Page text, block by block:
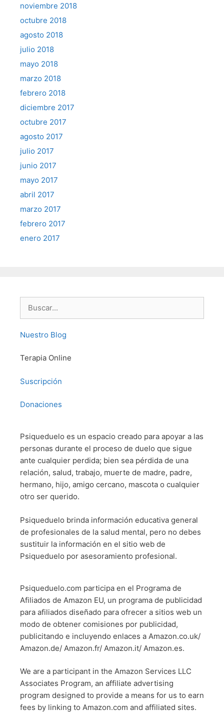
noviembre 2018
octubre 2018
agosto 2018
julio 2018
mayo 2018
marzo 2018
febrero 2018
diciembre 2017
octubre 2017
agosto 2017
julio 2017
junio 2017
mayo 2017
abril 2017
marzo 2017
febrero 2017
enero 2017
Nuestro Blog
Terapia Online
Suscripción
Donaciones
Psiqueduelo es un espacio creado para apoyar a las
personas durante el proceso de duelo que sigue
ante cualquier perdida; bien sea pérdida de una
relación, salud, trabajo, muerte de madre, padre,
hermano, hijo, amigo cercano, mascota o cualquier
otro ser querido.
Psiqueduelo brinda información educativa general
de profesionales de la salud mental, pero no debes
sustituir la información en el sitio web de
Psiqueduelo por asesoramiento profesional.
Psiqueduelo.com participa en el Programa de
Afiliados de Amazon EU, un programa de publicidad
para afiliados diseñado para ofrecer a sitios web un
modo de obtener comisiones por publicidad,
publicitando e incluyendo enlaces a Amazon.co.uk/
Amazon.de/ Amazon.fr/ Amazon.it/ Amazon.es.
We are a participant in the Amazon Services LLC
Associates Program, an affiliate advertising
program designed to provide a means for us to earn
fees by linking to Amazon.com and affiliated sites.